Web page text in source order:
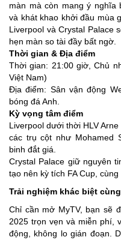
màn mà còn mang ý nghĩa
và khát khao khởi đầu mùa
Liverpool và Crystal Palace
hẹn màn so tài đầy bất ngờ.
Thời gian & Địa điểm
Thời gian: 21:00 giờ, Chủ
Việt Nam)
Địa điểm: Sân vận động
bóng đá Anh.
Kỳ vọng tâm điểm
Liverpool dưới thời HLV
các trụ cột như Mohamed
binh đắt giá.
Crystal Palace giữ nguyên
tạo nên kỳ tích FA Cup,
Trải nghiệm khác biệt
Chỉ cần mở MyTV, bạn sẽ
2025 trọn vẹn và miễn phí,
động, không lo gián đoạn.